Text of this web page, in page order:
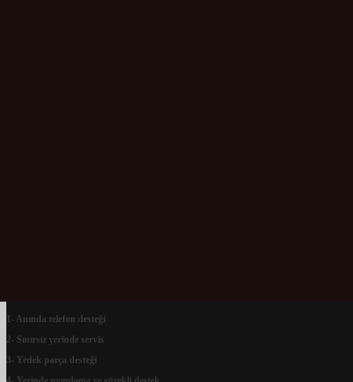
1- Anında telefon desteği
2- Sınırsız yerinde servis
3- Yedek parça desteği